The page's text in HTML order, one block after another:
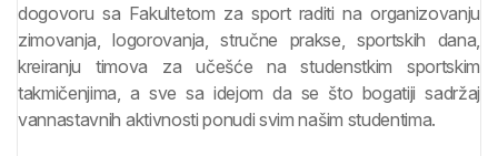
dogovoru sa Fakultetom za sport raditi na organizovanju
zimovanja, logorovanja, stručne prakse, sportskih dana,
kreiranju timova za učešće na studenstkim sportskim
takmičenjima, a sve sa idejom da se što bogatiji sadržaj
vannastavnih aktivnosti ponudi svim našim studentima.